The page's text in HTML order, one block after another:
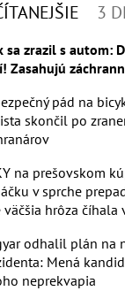
3
sa zrazil s autom:
Zasahujú
pád na
skončil po
na prešovskom
v sprche
väčšia hrôza číhala
odhalil plán na
Mená
neprekvapia